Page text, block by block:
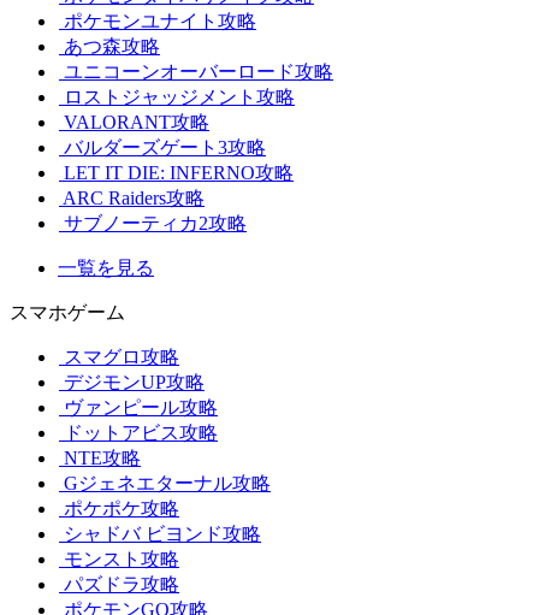
ポケモンユナイト攻略
あつ森攻略
ユニコーンオーバーロード攻略
ロストジャッジメント攻略
VALORANT攻略
バルダーズゲート3攻略
LET IT DIE: INFERNO攻略
ARC Raiders攻略
サブノーティカ2攻略
一覧を見る
スマホゲーム
スマグロ攻略
デジモンUP攻略
ヴァンピール攻略
ドットアビス攻略
NTE攻略
Gジェネエターナル攻略
ポケポケ攻略
シャドバ ビヨンド攻略
モンスト攻略
パズドラ攻略
ポケモンGO攻略